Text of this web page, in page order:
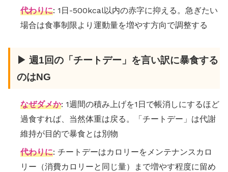
代わりに: 1日-500kcal以内の赤字に抑える。急ぎたい
場合は食事制限より運動量を増やす方向で調整する
▶ 週1回の「チートデー」を言い訳に暴食する
のはNG
なぜダメか: 1週間の積み上げを1日で帳消しにするほど
過食すれば、当然体重は戻る。「チートデー」は代謝
維持が目的で暴食とは別物
代わりに: チートデーはカロリーをメンテナンスカロ
リー（消費カロリーと同じ量）まで増やす程度に留め